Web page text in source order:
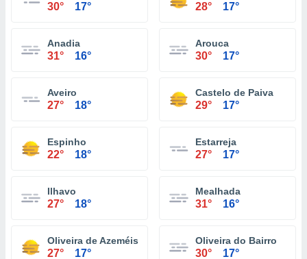
30° 17° 28° 17°
Anadia
31° 16°
Arouca
30° 17°
Aveiro
27° 18°
Castelo de Paiva
29° 17°
Espinho
22° 18°
Estarreja
27° 17°
Ilhavo
27° 18°
Mealhada
31° 16°
Oliveira de Azeméis
27° 17°
Oliveira do Bairro
30° 17°